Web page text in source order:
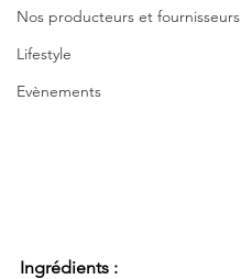
Nos producteurs et fournisseurs
Lifestyle
Evènements
Ingrédients :